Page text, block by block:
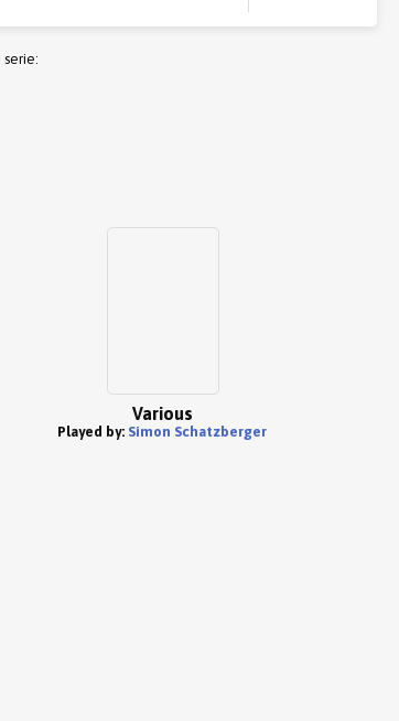
Various
Played by: Simon Schatzberger